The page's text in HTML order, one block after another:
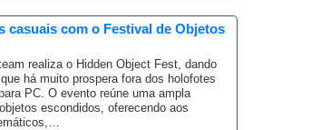
casuais com o Festival de Objetos
realiza o Hidden Object Fest, dando
há muito prospera fora dos holofotes
PC. O evento reúne uma ampla
escondidos, oferecendo aos